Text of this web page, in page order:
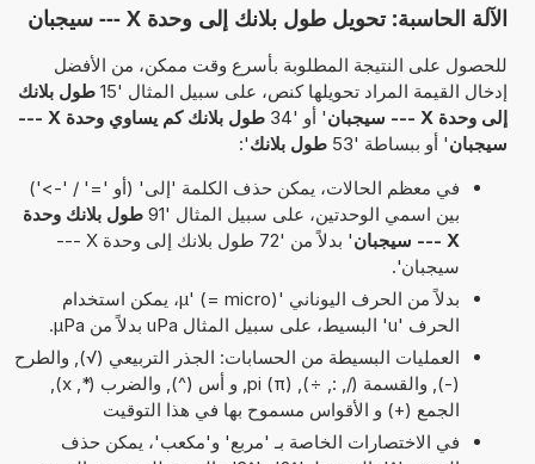
الآلة الحاسبة: تحويل طول بلانك إلى وحدة X --- سيجبان
للحصول على النتيجة المطلوبة بأسرع وقت ممكن، من الأفضل
إدخال القيمة المراد تحويلها كنص، على سبيل المثال '15
طول بلانك
إلى وحدة X --- سيجبان
' أو '34
طول بلانك كم يساوي وحدة X ---
سيجبان' أو ببساطة '53 طول بلانك':
في معظم الحالات، يمكن حذف الكلمة 'إلى' (أو '=' / '->')
بين اسمي الوحدتين، على سبيل المثال '91
طول بلانك وحدة
X --- سيجبان
' بدلاً من '72 طول بلانك إلى وحدة X ---
سيجبان'.
بدلاً من الحرف اليوناني 'µ' (= micro)، يمكن استخدام
الحرف 'u' البسيط، على سبيل المثال uPa بدلاً من µPa.
العمليات البسيطة من الحسابات: الجذر التربيعي (√), والطرح
(-), والقسمة (/, :, ÷), pi (π), و أس (^), والضرب (*, x),
الجمع (+) و الأقواس مسموح بها في هذا التوقيت
في الاختصارات الخاصة بـ 'مربع' و'مكعب'، يمكن حذف